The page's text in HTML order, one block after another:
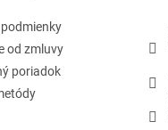
od zmluvy
poriadok